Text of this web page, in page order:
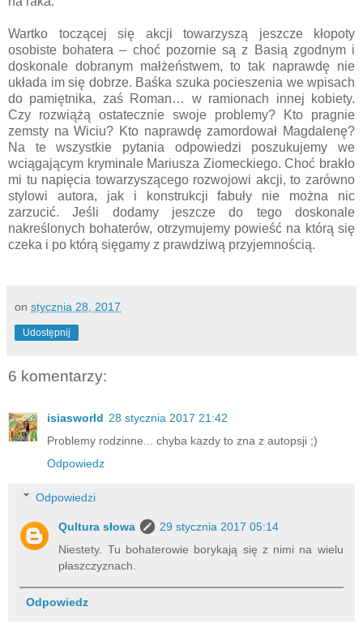
Wartko toczącej się akcji towarzyszą jeszcze kłopoty
osobiste bohatera – choć pozornie są z Basią zgodnym i
doskonale dobranym małżeństwem, to tak naprawdę nie
układa im się dobrze. Baśka szuka pocieszenia we wpisach
do pamiętnika, zaś Roman… w ramionach innej kobiety.
Czy rozwiążą ostatecznie swoje problemy? Kto pragnie
zemsty na Wiciu? Kto naprawdę zamordował Magdalenę?
Na te wszystkie pytania odpowiedzi poszukujemy we
wciągającym kryminale Mariusza Ziomeckiego. Choć brakło
mi tu napięcia towarzyszącego rozwojowi akcji, to zarówno
stylowi autora, jak i konstrukcji fabuły nie można nic
zarzucić. Jeśli dodamy jeszcze do tego doskonale
nakreślonych bohaterów, otrzymujemy powieść na którą się
czeka i po którą sięgamy z prawdziwą przyjemnością.
on stycznia 28, 2017
Udostępnij
6 komentarzy:
isiasworld 28 stycznia 2017 21:42
Problemy rodzinne... chyba kazdy to zna z autopsji ;)
Odpowiedz
Odpowiedzi
Qultura słowa
29 stycznia 2017 05:14
Niestety. Tu bohaterowie borykają się z nimi na wielu
płaszczyznach.
Odpowiedz